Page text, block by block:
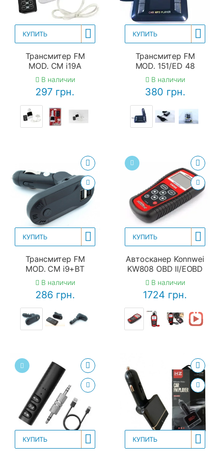
КУПИТЬ
Трансмитер FM
MOD. CM i19A
В наличии
297 грн.
КУПИТЬ
Трансмитер FM
MOD. 151/ED 48
В наличии
380 грн.
КУПИТЬ
Трансмитер FM
MOD. CM i9+BT
В наличии
286 грн.
КУПИТЬ
Автосканер Konnwei
KW808 OBD II/EOBD
В наличии
1724 грн.
КУПИТЬ КУПИТЬ